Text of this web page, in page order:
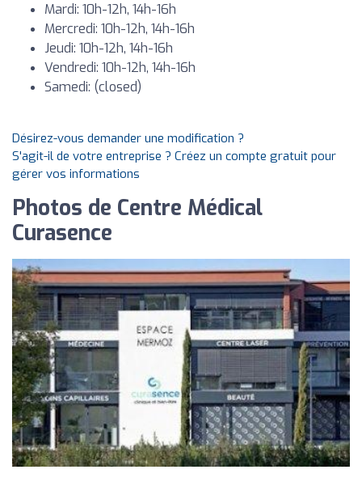
Mardi: 10h-12h, 14h-16h
Mercredi: 10h-12h, 14h-16h
Jeudi: 10h-12h, 14h-16h
Vendredi: 10h-12h, 14h-16h
Samedi: (closed)
Désirez-vous demander une modification ?
S'agit-il de votre entreprise ? Créez un compte gratuit pour
gérer vos informations
Photos de Centre Médical
Curasence